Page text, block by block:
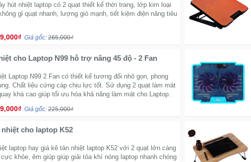
hút nhiệt laptop có 2 quạt thiết kế thời trang, lớp kim loại
gỉ quạt nhanh, lượng gió mạnh, tiết kiệm điện năng tiêu
Giá gốc: 265,000₫
cho Laptop N99 hỗ trợ nâng 45 độ - 2 Fan
Laptop N99 2 Fan có thiết kế tương đối nhỏ gọn, phong
Chất liệu cứng cáp chịu lực tốt. Sử dụng 2 quạt làm mát
khá cao giúp tối ưu hóa khả năng làm mát cho Laptop.
Giá gốc: 225,000₫
cho laptop K52
laptop hay giá kê tản nhiệt laptop K52 với 2 quạt lớn càng
khỏe, êm giúp giúp giải tỏa khí nóng laptop nhanh chóng